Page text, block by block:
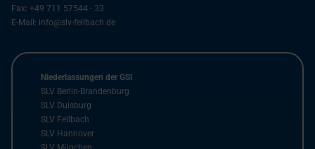
Fax: +49 711 57544 - 33
E-Mail: info@slv-fellbach.de
Niederlassungen der GSI
SLV Berlin-Brandenburg
SLV Duisburg
SLV Fellbach
SLV Hannover